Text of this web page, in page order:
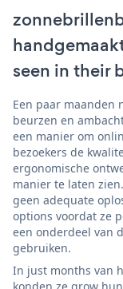
seen in their
Een paar
beurzen en
een manier om
bezoekers de
ergonomische
manier te laten
geen adequate
options voordat ze
een onderdeel van
gebruiken.
In just months van